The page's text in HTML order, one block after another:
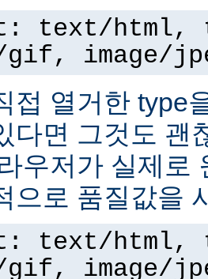
text/
gif, image/
접 열거한 type
다면 그것도 괜
우저가 실제로
으로 품질값을
text/
gif, image/